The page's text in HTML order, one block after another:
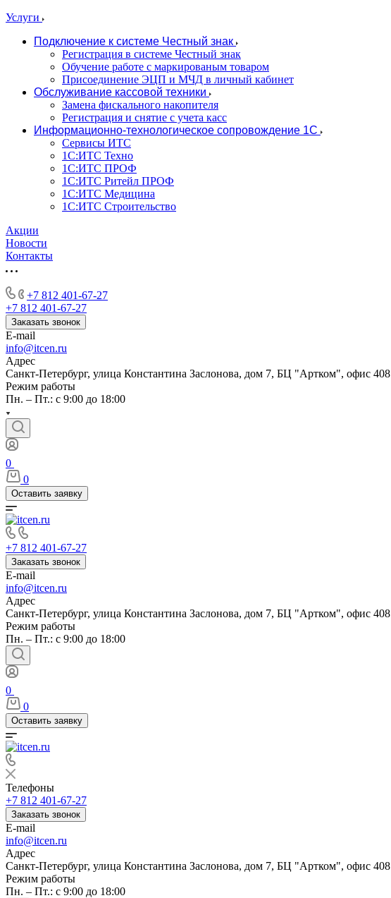
Услуги
Подключение к системе Честный знак
Регистрация в системе Честный знак
Обучение работе с маркированым товаром
Присоединение ЭЦП и МЧД в личный кабинет
Обслуживание кассовой техники
Замена фискального накопителя
Регистрация и снятие с учета касс
Информационно-технологическое сопровождение 1C
Сервисы ИТС
1С:ИТС Техно
1С:ИТС ПРОФ
1С:ИТС Ритейл ПРОФ
1С:ИТС Медицина
1С:ИТС Строительство
Акции
Новости
Контакты
+7 812 401-67-27
+7 812 401-67-27
Заказать звонок
E-mail
info@itcen.ru
Адрес
Санкт-Петербург, улица Константина Заслонова, дом 7, БЦ "Артком", офис 408
Режим работы
Пн. – Пт.: с 9:00 до 18:00
0
0
Оставить заявку
+7 812 401-67-27
Заказать звонок
E-mail
info@itcen.ru
Адрес
Санкт-Петербург, улица Константина Заслонова, дом 7, БЦ "Артком", офис 408
Режим работы
Пн. – Пт.: с 9:00 до 18:00
0
0
Оставить заявку
Телефоны
+7 812 401-67-27
Заказать звонок
E-mail
info@itcen.ru
Адрес
Санкт-Петербург, улица Константина Заслонова, дом 7, БЦ "Артком", офис 408
Режим работы
Пн. – Пт.: с 9:00 до 18:00